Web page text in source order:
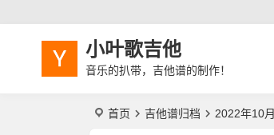
小叶歌吉他
音乐的扒带，吉他谱的制作！
首页 吉他谱归档 2022年10月